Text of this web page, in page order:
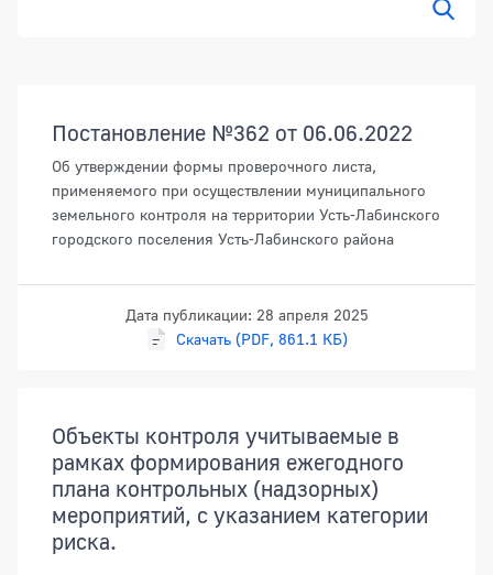
Постановление №362 от 06.06.2022
Об утверждении формы проверочного листа,
применяемого при осуществлении муниципального
земельного контроля на территории Усть-Лабинского
городского поселения Усть-Лабинского района
Дата публикации: 28 апреля 2025
Скачать (PDF, 861.1 КБ)
Объекты контроля учитываемые в
рамках формирования ежегодного
плана контрольных (надзорных)
мероприятий, с указанием категории
риска.